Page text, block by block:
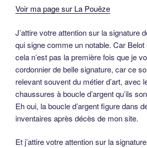
Voir ma page sur La Pouëze
J’attire votre attention sur la signature
qui signe comme un notable. Car
cela n’est pas la première fois que je
cordonnier de belle signature, car ce
relevant souvent du métier d’art, avec
chaussures à boucle d’argent qu’ils
Eh oui, la boucle d’argent figure dans
inventaires après décès de mon site.
Et j’attire votre attention sur la